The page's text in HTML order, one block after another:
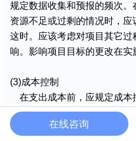
规定数据收集和预报的频次
资源不足或过剩的情况时，应
这时。应该考虑对项目其它
响。影响项目目标的更改在实
(3)成本控制
在支出成本前，应规定成本
成文件，并告知确定分配工
本评审的时间表，并规定数据
在线咨询